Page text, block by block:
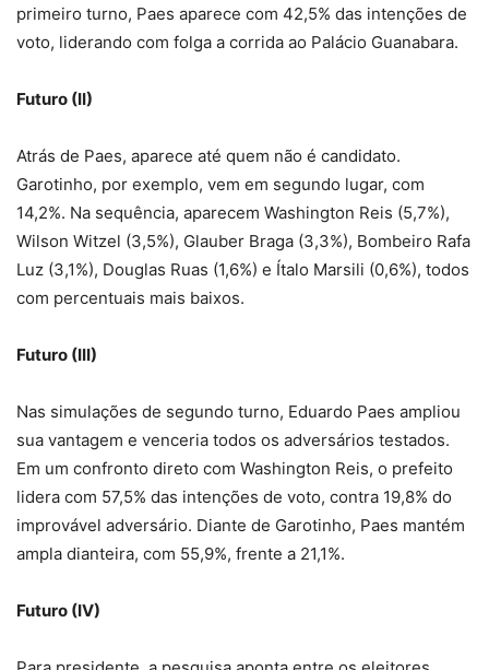
primeiro turno, Paes aparece com 42,5% das intenções de
voto, liderando com folga a corrida ao Palácio Guanabara.
Futuro (II)
Atrás de Paes, aparece até quem não é candidato.
Garotinho, por exemplo, vem em segundo lugar, com
14,2%. Na sequência, aparecem Washington Reis (5,7%),
Wilson Witzel (3,5%), Glauber Braga (3,3%), Bombeiro Rafa
Luz (3,1%), Douglas Ruas (1,6%) e Ítalo Marsili (0,6%), todos
com percentuais mais baixos.
Futuro (III)
Nas simulações de segundo turno, Eduardo Paes ampliou
sua vantagem e venceria todos os adversários testados.
Em um confronto direto com Washington Reis, o prefeito
lidera com 57,5% das intenções de voto, contra 19,8% do
improvável adversário. Diante de Garotinho, Paes mantém
ampla dianteira, com 55,9%, frente a 21,1%.
Futuro (IV)